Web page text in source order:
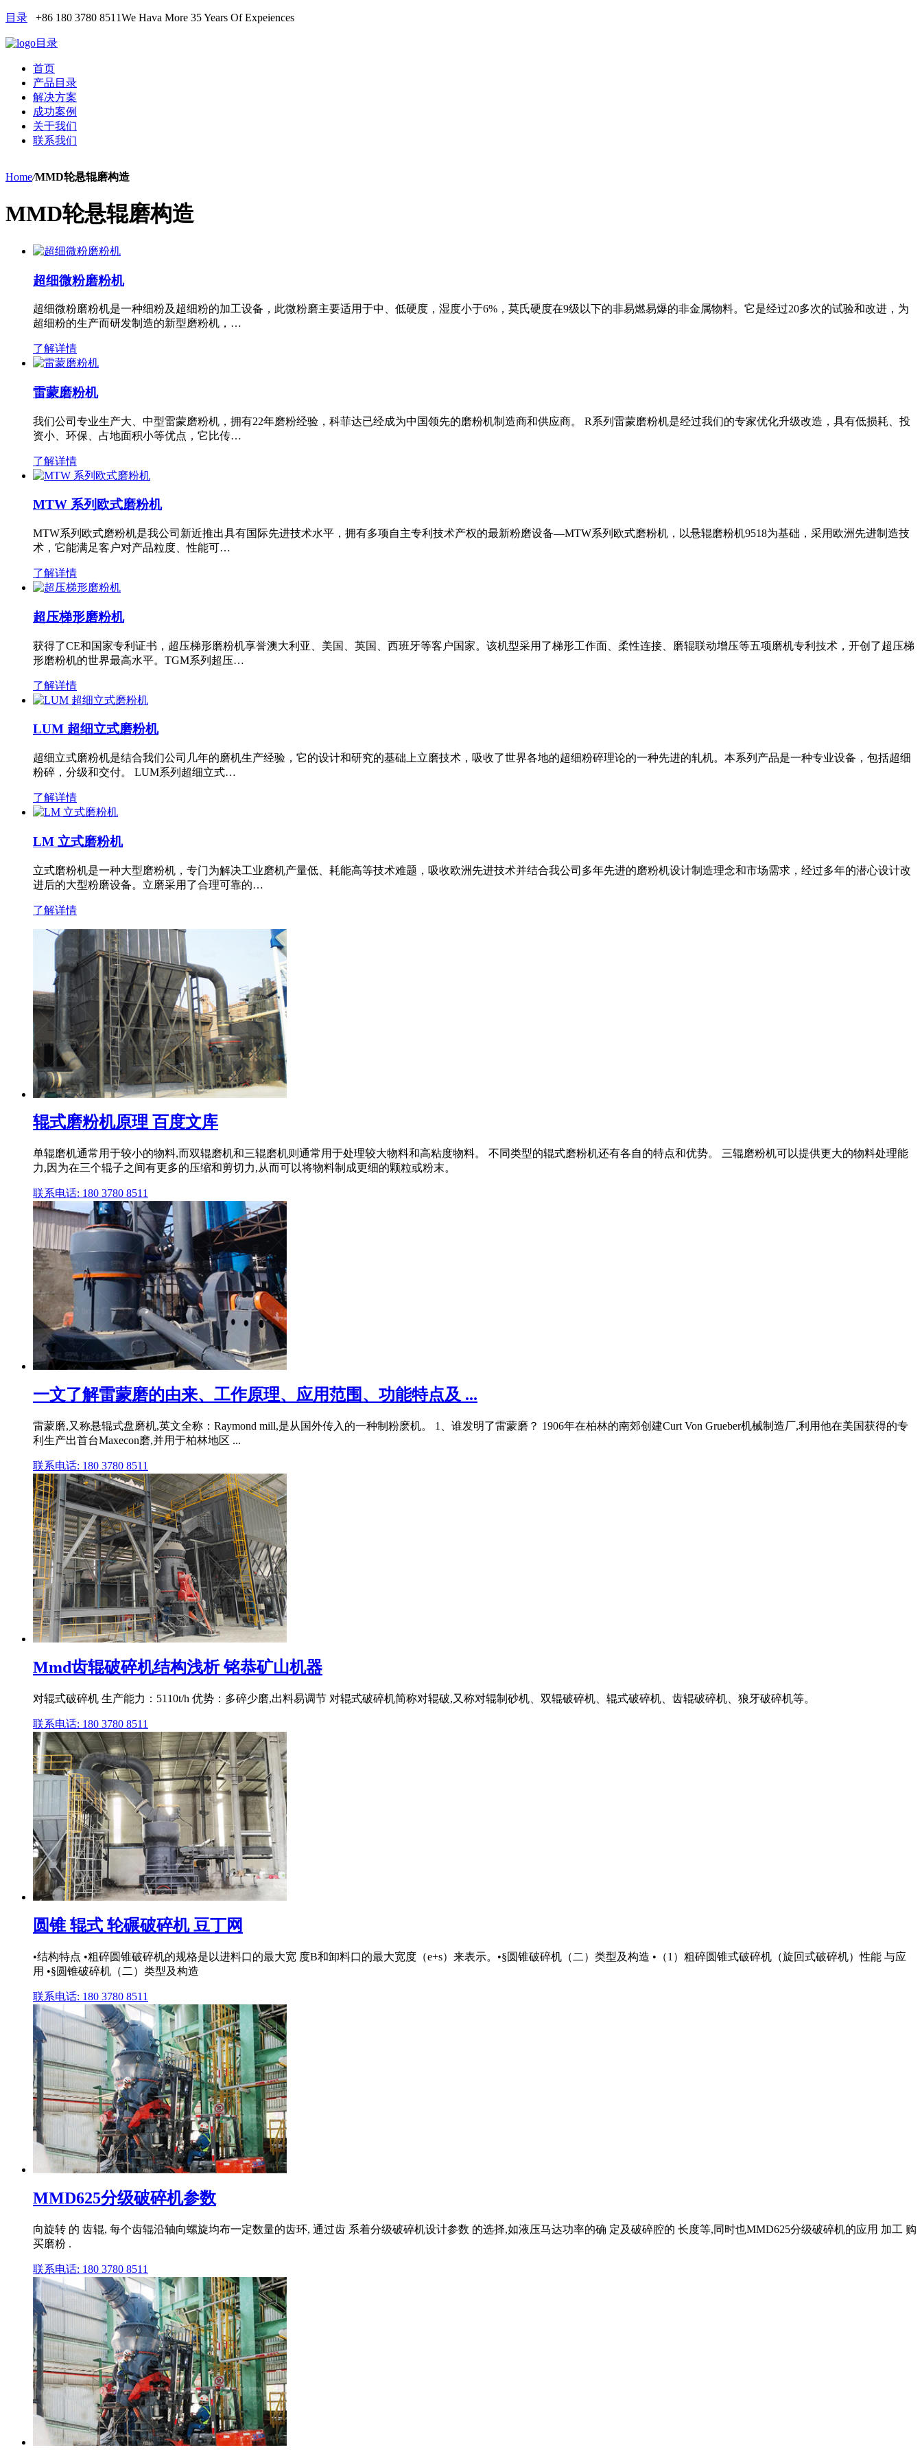
目录 +86 180 3780 8511We Hava More 35 Years Of Expeiences
目录
首页
产品目录
解决方案
成功案例
关于我们
联系我们
Home/MMD轮悬辊磨构造
MMD轮悬辊磨构造
超细微粉磨粉机
超细微粉磨粉机是一种细粉及超细粉的加工设备，此微粉磨主要适用于中、低硬度，湿度小于6%，莫氏硬度在9级以下的非易燃易爆的非金属物料。它是经过20多次的试验和改进，为
超细粉的生产而研发制造的新型磨粉机，…
了解详情
雷蒙磨粉机
我们公司专业生产大、中型雷蒙磨粉机，拥有22年磨粉经验，科菲达已经成为中国领先的磨粉机制造商和供应商。 R系列雷蒙磨粉机是经过我们的专家优化升级改造，具有低损耗、投
资小、环保、占地面积小等优点，它比传…
了解详情
MTW 系列欧式磨粉机
MTW系列欧式磨粉机是我公司新近推出具有国际先进技术水平，拥有多项自主专利技术产权的最新粉磨设备—MTW系列欧式磨粉机，以悬辊磨粉机9518为基础，采用欧洲先进制造技
术，它能满足客户对产品粒度、性能可…
了解详情
超压梯形磨粉机
获得了CE和国家专利证书，超压梯形磨粉机享誉澳大利亚、美国、英国、西班牙等客户国家。该机型采用了梯形工作面、柔性连接、磨辊联动增压等五项磨机专利技术，开创了超压梯
形磨粉机的世界最高水平。TGM系列超压…
了解详情
LUM 超细立式磨粉机
超细立式磨粉机是结合我们公司几年的磨机生产经验，它的设计和研究的基础上立磨技术，吸收了世界各地的超细粉碎理论的一种先进的轧机。本系列产品是一种专业设备，包括超细
粉碎，分级和交付。 LUM系列超细立式…
了解详情
LM 立式磨粉机
立式磨粉机是一种大型磨粉机，专门为解决工业磨机产量低、耗能高等技术难题，吸收欧洲先进技术并结合我公司多年先进的磨粉机设计制造理念和市场需求，经过多年的潜心设计改
进后的大型粉磨设备。立磨采用了合理可靠的…
了解详情
辊式磨粉机原理 百度文库
单辊磨机通常用于较小的物料,而双辊磨机和三辊磨机则通常用于处理较大物料和高粘度物料。 不同类型的辊式磨粉机还有各自的特点和优势。 三辊磨粉机可以提供更大的物料处理能
力,因为在三个辊子之间有更多的压缩和剪切力,从而可以将物料制成更细的颗粒或粉末。
联系电话: 180 3780 8511
一文了解雷蒙磨的由来、工作原理、应用范围、功能特点及 ...
雷蒙磨,又称悬辊式盘磨机,英文全称：Raymond mill,是从国外传入的一种制粉麽机。 1、谁发明了雷蒙磨？ 1906年在柏林的南郊创建Curt Von Grueber机械制造厂,利用他在美国获得的专
利生产出首台Maxecon磨,并用于柏林地区 ...
联系电话: 180 3780 8511
Mmd齿辊破碎机结构浅析 铭恭矿山机器
对辊式破碎机 生产能力：5110t/h 优势：多碎少磨,出料易调节 对辊式破碎机简称对辊破,又称对辊制砂机、双辊破碎机、辊式破碎机、齿辊破碎机、狼牙破碎机等。
联系电话: 180 3780 8511
圆锥 辊式 轮碾破碎机 豆丁网
•结构特点 •粗碎圆锥破碎机的规格是以进料口的最大宽 度B和卸料口的最大宽度（e+s）来表示。•§圆锥破碎机（二）类型及构造 •（1）粗碎圆锥式破碎机（旋回式破碎机）性能 与应
用 •§圆锥破碎机（二）类型及构造
联系电话: 180 3780 8511
MMD625分级破碎机参数
向旋转 的 齿辊, 每个齿辊沿轴向螺旋均布一定数量的齿环, 通过齿 系着分级破碎机设计参数 的选择,如液压马达功率的确 定及破碎腔的 长度等,同时也MMD625分级破碎机的应用 加工 购
买磨粉 .
联系电话: 180 3780 8511